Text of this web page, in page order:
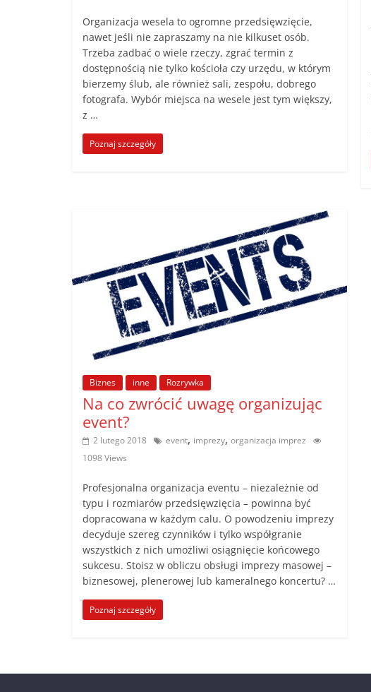
Organizacja wesela to ogromne przedsięwzięcie,
nawet jeśli nie zapraszamy na nie kilkuset osób.
Trzeba zadbać o wiele rzeczy, zgrać termin z
dostępnością nie tylko kościoła czy urzędu, w którym
bierzemy ślub, ale również sali, zespołu, dobrego
fotografa. Wybór miejsca na wesele jest tym większy,
z …
Poznaj szczegóły
Biznes inne Rozrywka
Na co zwrócić uwagę organizując
event?
2 lutego 2018 event, imprezy, organizacja imprez
1098 Views
Profesjonalna organizacja eventu – niezależnie od
typu i rozmiarów przedsięwzięcia – powinna być
dopracowana w każdym calu. O powodzeniu imprezy
decyduje szereg czynników i tylko współgranie
wszystkich z nich umożliwi osiągnięcie końcowego
sukcesu. Stoisz w obliczu obsługi imprezy masowej –
biznesowej, plenerowej lub kameralnego koncertu? …
Poznaj szczegóły